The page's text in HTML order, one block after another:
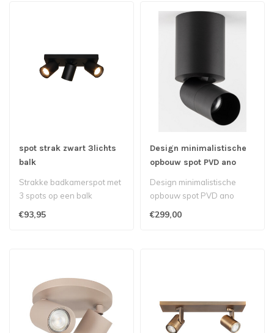
spot strak zwart 3lichts
balk
Strakke badkamerspot met
3 spots op een balk
€93,95
Design minimalistische
opbouw spot PVD ano
Design minimalistische
opbouw spot PVD ano
black ø38mm
€299,00